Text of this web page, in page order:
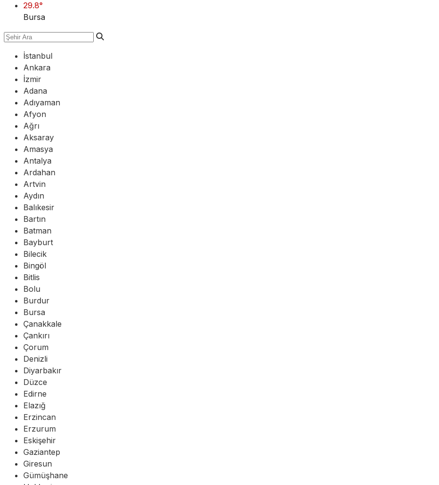
29.8°
Bursa
İstanbul
Ankara
İzmir
Adana
Adıyaman
Afyon
Ağrı
Aksaray
Amasya
Antalya
Ardahan
Artvin
Aydın
Balıkesir
Bartın
Batman
Bayburt
Bilecik
Bingöl
Bitlis
Bolu
Burdur
Bursa
Çanakkale
Çankırı
Çorum
Denizli
Diyarbakır
Düzce
Edirne
Elazığ
Erzincan
Erzurum
Eskişehir
Gaziantep
Giresun
Gümüşhane